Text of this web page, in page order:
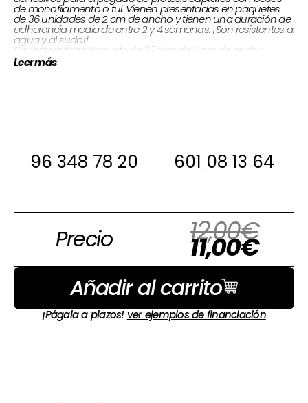
de monofilamento o tul. Vienen presentadas en paquetes
de 36 unidades de 2 cm de ancho y tienen una duración de
adherencia media de entre 2 y 4 semanas. ¡Son resistentes al
agua y al sudor!
Características: Paquete de 36 tiras de 2 cm de ancho
Leer más
96 348 78 20 601 08 13 64
Precio 12,00€El
era:
11,00€
El
Añadir al carrito
¡Págala a plazos! ver ejemplos de financiación